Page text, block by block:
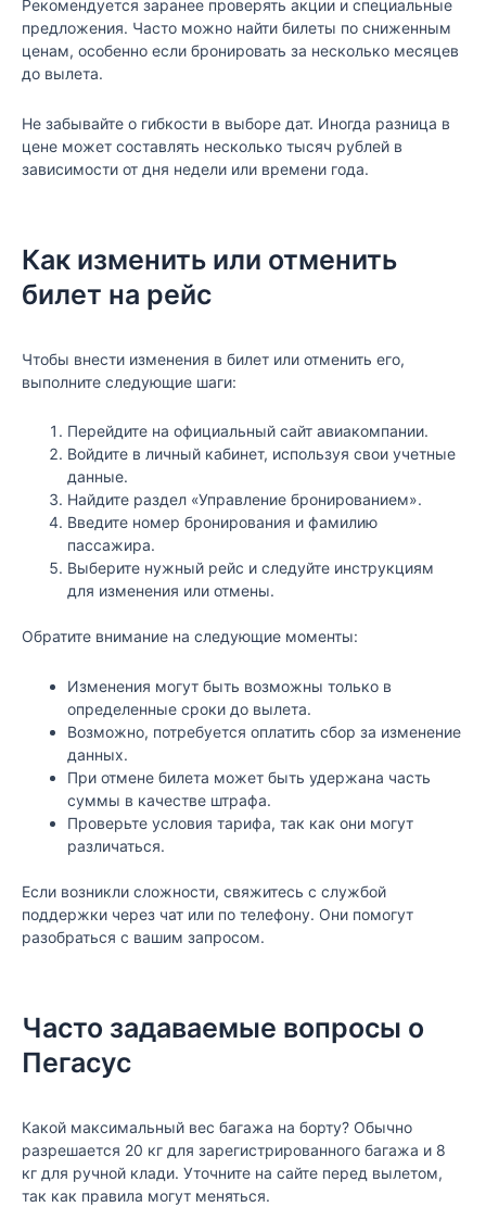
Рекомендуется заранее проверять акции и специальные
предложения. Часто можно найти билеты по сниженным
ценам, особенно если бронировать за несколько месяцев
до вылета.
Не забывайте о гибкости в выборе дат. Иногда разница в
цене может составлять несколько тысяч рублей в
зависимости от дня недели или времени года.
Как изменить или отменить
билет на рейс
Чтобы внести изменения в билет или отменить его,
выполните следующие шаги:
Перейдите на официальный сайт авиакомпании.
Войдите в личный кабинет, используя свои учетные
данные.
Найдите раздел «Управление бронированием».
Введите номер бронирования и фамилию
пассажира.
Выберите нужный рейс и следуйте инструкциям
для изменения или отмены.
Обратите внимание на следующие моменты:
Изменения могут быть возможны только в
определенные сроки до вылета.
Возможно, потребуется оплатить сбор за изменение
данных.
При отмене билета может быть удержана часть
суммы в качестве штрафа.
Проверьте условия тарифа, так как они могут
различаться.
Если возникли сложности, свяжитесь с службой
поддержки через чат или по телефону. Они помогут
разобраться с вашим запросом.
Часто задаваемые вопросы о
Пегасус
Какой максимальный вес багажа на борту? Обычно
разрешается 20 кг для зарегистрированного багажа и 8
кг для ручной клади. Уточните на сайте перед вылетом,
так как правила могут меняться.